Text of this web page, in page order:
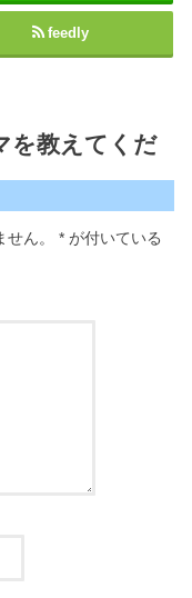
feedly
を教えてくだ
ん。 * が付いている